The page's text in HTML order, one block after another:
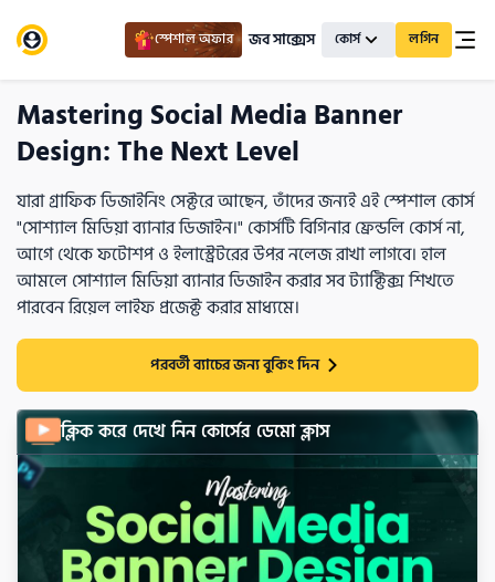
স্পেশাল অফার জব সাক্সেস কোর্স লগিন
Mastering Social Media Banner
Design: The Next Level
যারা গ্রাফিক ডিজাইনিং সেক্টরে আছেন, তাঁদের জন্যই এই স্পেশাল কোর্স
"সোশ্যাল মিডিয়া ব্যানার ডিজাইন।" কোর্সটি বিগিনার ফ্রেন্ডলি কোর্স না,
আগে থেকে ফটোশপ ও ইলাস্ট্রেটরের উপর নলেজ রাখা লাগবে। হাল
আমলে সোশ্যাল মিডিয়া ব্যানার ডিজাইন করার সব ট্যাক্টিক্স শিখতে
পারবেন রিয়েল লাইফ প্রজেক্ট করার মাধ্যমে।
পরবর্তী ব্যাচের জন্য বুকিং দিন
ক্লিক করে দেখে নিন কোর্সের ডেমো ক্লাস